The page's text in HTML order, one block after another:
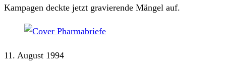
Kampagen deckte jetzt gravierende Mängel auf.
11. August 1994